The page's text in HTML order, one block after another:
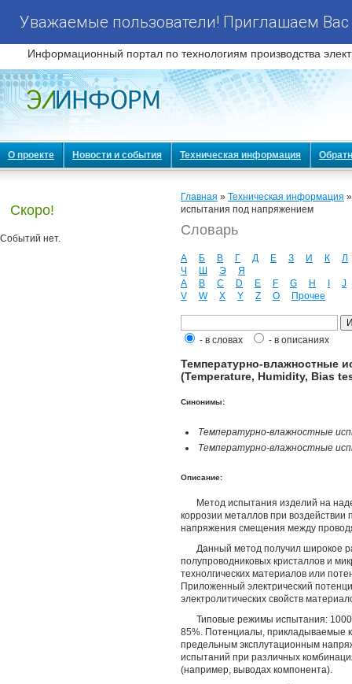
Уважаемые пользователи! Приглашаем
Информационный портал по технологиям производства
О проекте Новости и события Техническая информация
Скоро!
Событий нет.
Главная » Техническая информация
испытания под напряжением
Словарь
А Б В Г Д Е З И К
Л
Ч
Ш Э
Я
A
B C D E F G H
J
V
W X Y Z О Прочее
- в словах - в описаниях
Температурно-влажностные
(Temperature, Humidity, Bias
Синонимы:
Температурно-влажностные
Температурно-влажностные
Описание:
Метод испытания изделий на
коррозии металлов при
напряжения смещения между
Данный метод получил широкое
полупроводниковых кристаллов и
технолгических материалов или
Приложенный электрический
электролитических свойств
Типовые режимы испытания:
85%. Потенциалы, прикладываемые
предельным эксплутационным
испытаний при различных
(например, выводах компонента).